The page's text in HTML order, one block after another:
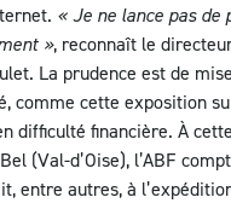
« Je ne lance pas de
», reconnaît le
La prudence est de
comme cette exposition
difficulté financière. À
(Val-d’Oise), l’ABF
entre autres, à